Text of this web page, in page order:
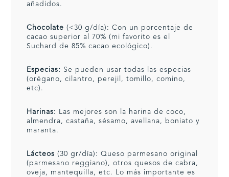
añadidos.
Chocolate (<30 g/día): Con un porcentaje de
cacao superior al 70% (mi favorito es el
Suchard de 85% cacao ecológico).
Especias: Se pueden usar todas las especias
(orégano, cilantro, perejil, tomillo, comino,
etc).
Harinas:
Las mejores son la harina de coco,
almendra, castaña, sésamo, avellana, boniato y
maranta.
Lácteos (30 gr/día): Queso parmesano original
(parmesano reggiano), otros quesos de cabra,
oveja, mantequilla, etc. Lo más importante es